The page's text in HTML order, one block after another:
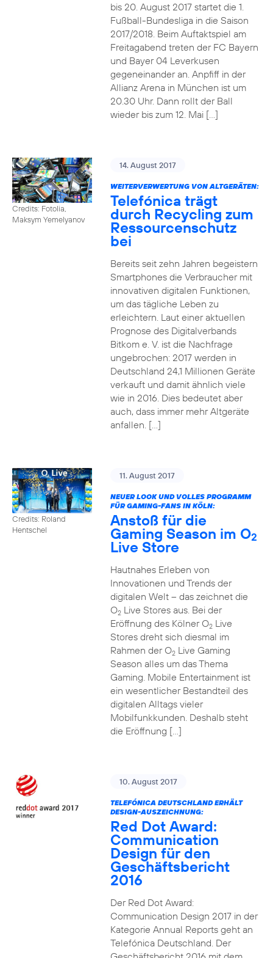
bis 20. August 2017 startet die 1.
Fußball-Bundesliga in die Saison
2017/2018. Beim Auftaktspiel am
Freitagabend treten der FC Bayern
und Bayer 04 Leverkusen
gegeneinander an. Anpfiff in der
Allianz Arena in München ist um
20.30 Uhr. Dann rollt der Ball
wieder bis zum 12. Mai […]
Credits: Fotolia,
Maksym Yemelyanov
14. August 2017
WEITERVERWERTUNG VON ALTGERÄTEN:
Telefónica trägt
durch Recycling zum
Ressourcenschutz
bei
Bereits seit zehn Jahren begeistern
Smartphones die Verbraucher mit
innovativen digitalen Funktionen,
um das tägliche Leben zu
erleichtern. Laut einer aktuellen
Prognose des Digitalverbands
Bitkom e. V. ist die Nachfrage
ungebrochen: 2017 werden in
Deutschland 24,1 Millionen Geräte
verkauft und damit ähnlich viele
wie in 2016. Dies bedeutet aber
auch, dass immer mehr Altgeräte
anfallen. […]
Credits: Roland
Hentschel
11. August 2017
NEUER LOOK UND VOLLES PROGRAMM
FÜR GAMING-FANS IN KÖLN:
Anstoß für die
Gaming Season im O2
Live Store
Hautnahes Erleben von
Innovationen und Trends der
digitalen Welt – das zeichnet die
O2Live Stores aus. Bei der
Eröffnung des Kölner O2Live
Stores dreht sich diesmal im
Rahmen der O2Live Gaming
Season alles um das Thema
Gaming. Mobile Entertainment ist
ein wesentlicher Bestandteil des
digitalen Alltags vieler
Mobilfunkkunden. Deshalb steht
die Eröffnung […]
10. August 2017
TELEFÓNICA DEUTSCHLAND ERHÄLT
DESIGN-AUSZEICHNUNG:
Red Dot Award:
Communication
Design für den
Geschäftsbericht
2016
Der Red Dot Award:
Communication Design 2017 in der
Kategorie Annual Reports geht an
Telefónica Deutschland. Der